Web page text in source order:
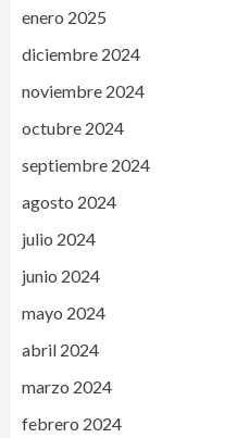
enero 2025
diciembre 2024
noviembre 2024
octubre 2024
septiembre 2024
agosto 2024
julio 2024
junio 2024
mayo 2024
abril 2024
marzo 2024
febrero 2024